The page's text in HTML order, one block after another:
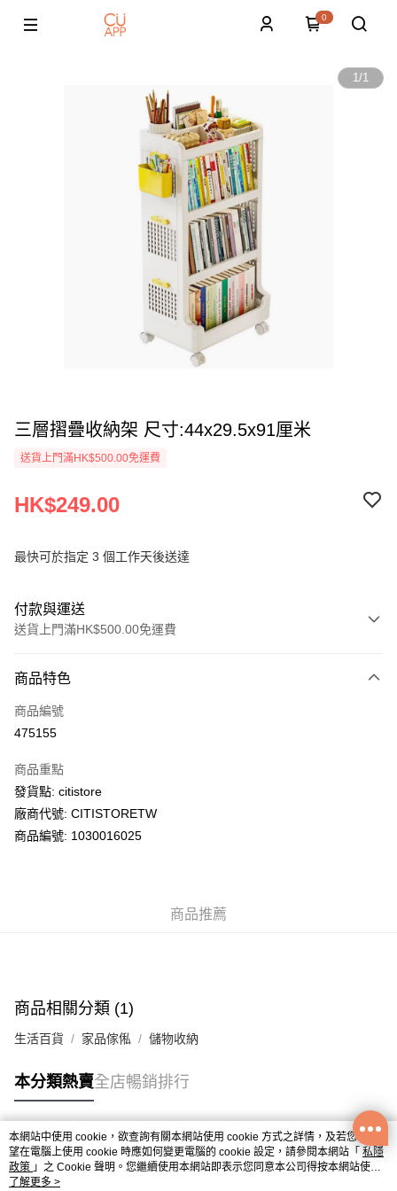
0
1/1
三層摺疊收納架 尺寸:44x29.5x91厘米
送貨上門滿HK$500.00免運費
HK$249.00
最快可於指定 3 個工作天後送達
付款與運送
送貨上門滿HK$500.00免運費
信用卡
AlipayHK
WeChat Pay
送貨方式
每筆HK$50.00，滿HK$200.00或以上免運費
UNY 門市自取
商品特色
商品編號
475155
商品重點
發貨點: citistore
廠商代號: CITISTORETW
商品編號: 1030016025
商品推薦
商品相關分類 (1)
生活百貨 家品傢俬 儲物收納
本分類熱賣全店暢銷排行
熱門標籤
熱銷排行
本網站中使用 cookie，欲查詢有關本網站使用 cookie 方式之詳情，及若您不希
望在電腦上使用 cookie 時應如何變更電腦的 cookie 設定，請參閱本網站「 私隱
政策 」之 Cookie 聲明。您繼續使用本網站即表示您同意本公司得按本網站使用
條款之 Cookie 聲明使用 cookie。
了解更多 >